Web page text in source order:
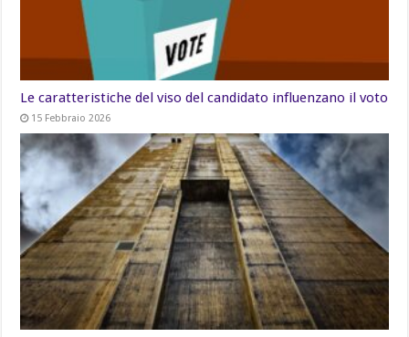
Le caratteristiche del viso del candidato influenzano il voto
15 Febbraio 2026